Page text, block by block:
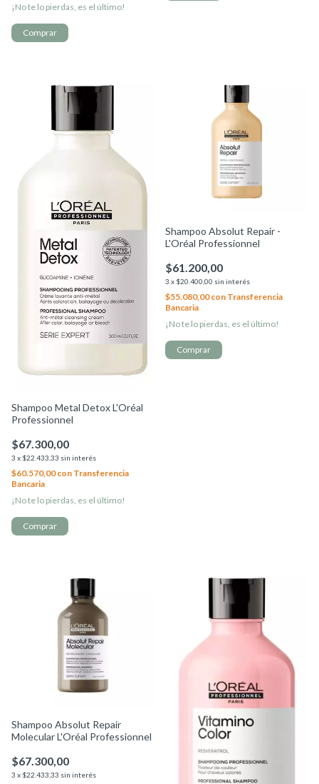
¡No te lo pierdas, es el último!
Shampoo Metal Detox L'Oréal
Professionnel
$67.300,00
3 x $22.433,33 sin interés
$60.570,00con Transferencia
Bancaria
¡No te lo pierdas, es el último!
Shampoo Absolut Repair -
L'Oréal Professionnel
$61.200,00
3 x $20.400,00 sin interés
$55.080,00con Transferencia
Bancaria
¡No te lo pierdas, es el último!
Shampoo Absolut Repair
Molecular L'Oréal Professionnel
$67.300,00
3 x $22.433,33 sin interés